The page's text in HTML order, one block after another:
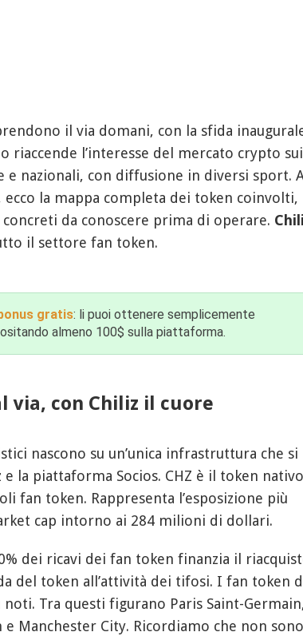
il via domani, con la sfida
riaccende l’interesse del mercato crypto sui
e nazionali, con diffusione in diversi sport.
ecco la mappa completa dei token coinvolti,
da conoscere prima di operare.
il settore fan token.
gratis: li puoi ottenere semplicemente
almeno 100$ sulla piattaforma.
via, con Chiliz il cuore
nascono su un’unica infrastruttura che si
e la piattaforma Socios. CHZ è il token
fan token. Rappresenta l’esposizione più
cap intorno ai 284 milioni di dollari.
dei ricavi dei fan token finanzia il
del token all’attività dei tifosi. I fan token
Tra questi figurano Paris Saint-
e Manchester City. Ricordiamo che non sono